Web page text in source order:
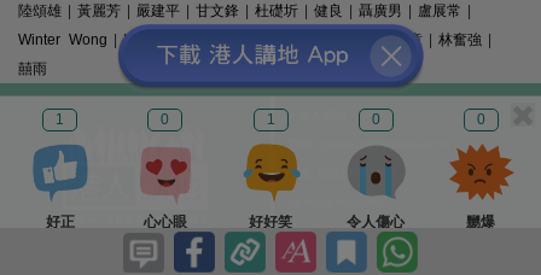
1
好正
0
心心眼
1
好好笑
0
令人傷心
0
嬲爆
陸頌雄 | 黃麗芳 | 嚴建平 | 甘文鋒 | 杜礎圻 | 健良 | 聶廣男 | 盧展常 |
Winter Wong | K2 精選文章 | 林奮強 |
囍雨
© 港人講地
電郵: speakout@speakout.hk
傳真: 85228041301
版權所有 不得轉載